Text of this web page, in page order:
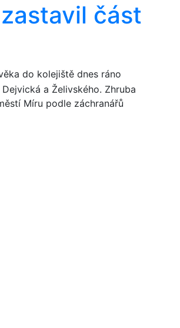
část
do kolejiště dnes ráno
a Želivského. Zhruba
Míru podle záchranářů